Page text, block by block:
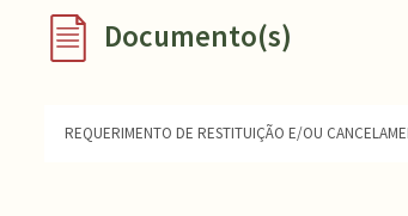
Documento(s)
REQUERIMENTO DE RESTITUIÇÃO E/OU